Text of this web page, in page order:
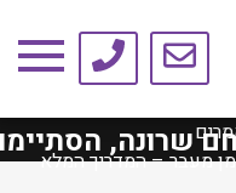
מעבר – המדריך המלא
הסתיימו